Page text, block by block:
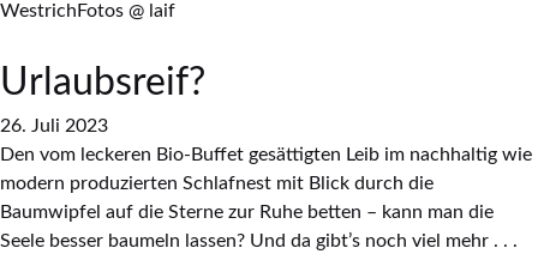
WestrichFotos @ laif
Urlaubsreif?
26. Juli 2023
Den vom leckeren Bio-Buffet gesättigten Leib im nachhaltig wie
modern produzierten Schlafnest mit Blick durch die
Baumwipfel auf die Sterne zur Ruhe betten – kann man die
Seele besser baumeln lassen? Und da gibt’s noch viel mehr . . .